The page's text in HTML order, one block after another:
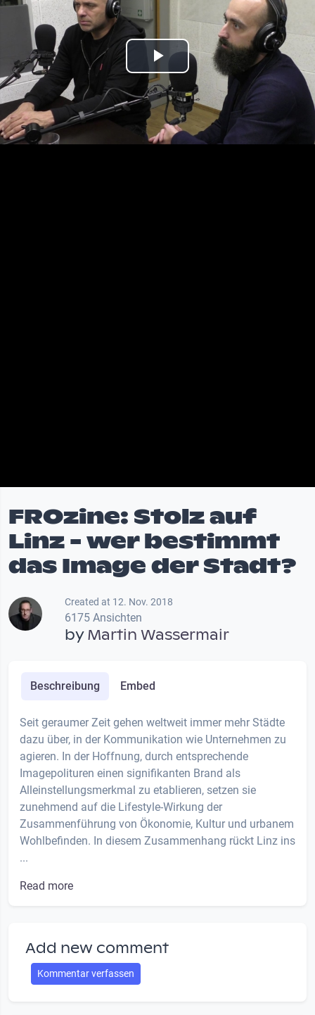
Play
Video
FROzine: Stolz auf
Linz - wer bestimmt
das Image der Stadt?
Created at 12. Nov. 2018
6175 Ansichten
byMartin Wassermair
Beschreibung Embed
Seit geraumer Zeit gehen weltweit immer mehr Städte
dazu über, in der Kommunikation wie Unternehmen zu
agieren. In der Hoffnung, durch entsprechende
Imagepolituren einen signifikanten Brand als
Alleinstellungsmerkmal zu etablieren, setzen sie
zunehmend auf die Lifestyle-Wirkung der
Zusammenführung von Ökonomie, Kultur und urbanem
Wohlbefinden. In diesem Zusammenhang rückt Linz ins
...
Read more
Add new comment
Kommentar verfassen